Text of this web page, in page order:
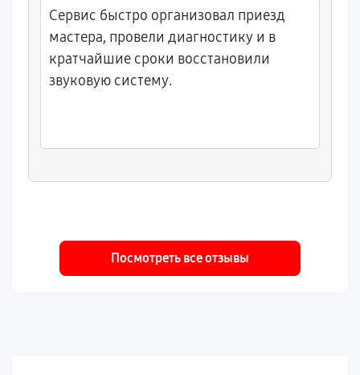
Сервис быстро организовал приезд
мастера, провели диагностику и в
кратчайшие сроки восстановили
звуковую систему.
Посмотреть все отзывы